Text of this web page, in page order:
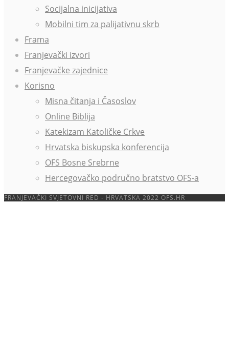
Socijalna inicijativa
Mobilni tim za palijativnu skrb
Frama
Franjevački izvori
Franjevačke zajednice
Korisno
Misna čitanja i Časoslov
Online Biblija
Katekizam Katoličke Crkve
Hrvatska biskupska konferencija
OFS Bosne Srebrne
Hercegovačko područno bratstvo OFS-a
FRANJEVAČKI SVJETOVNI RED - HRVATSKA 2022 OFS.HR